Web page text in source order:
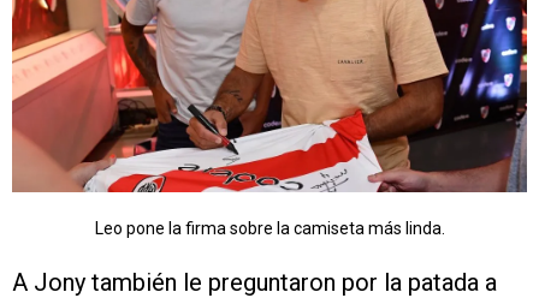
Leo pone la firma sobre la camiseta más linda.
A Jony también le preguntaron por la patada a